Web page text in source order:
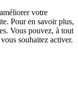
votre
Pour en savoir plus,
Vous pouvez, à tout
souhaitez activer.